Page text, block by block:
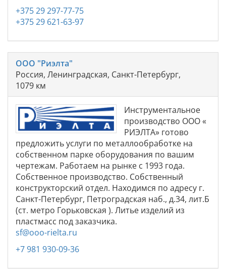
+375 29 297-77-75
+375 29 621-63-97
ООО "Риэлта"
Россия, Ленинградская, Санкт-Петербург,
1079 км
Инструментальное
производство ООО «
РИЭЛТА» готово
предложить услуги по металлообработке на
собственном парке оборудования по вашим
чертежам. Работаем на рынке с 1993 года.
Собственное производство. Собственный
конструкторский отдел. Находимся по адресу г.
Санкт-Петербург, Петроградская наб., д.34, лит.Б
(ст. метро Горьковская ). Литье изделий из
пластмасс под заказчика.
sf@ooo-rielta.ru
+7 981 930-09-36